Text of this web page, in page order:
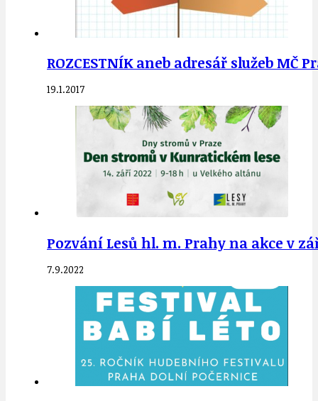
ROZCESTNÍK aneb adresář služeb
19.1.2017
Pozvání Lesů hl. m. Prahy na akce v
7.9.2022